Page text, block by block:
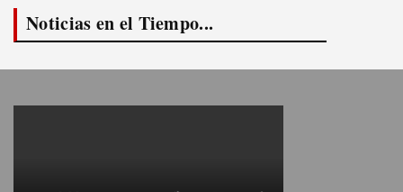
Noticias en el Tiempo...